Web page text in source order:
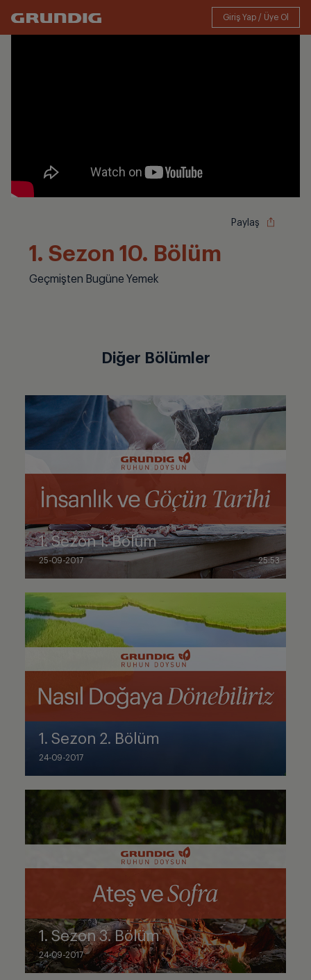
Paylaş
1. Sezon 10. Bölüm
Geçmişten Bugüne Yemek
Diğer Bölümler
25-09-2017 25:53
1. Sezon 1. Bölüm
24-09-2017
1. Sezon 2. Bölüm
24-09-2017
1. Sezon 3. Bölüm